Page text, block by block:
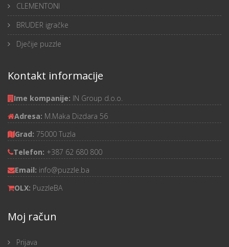
CLEMENTONI
BRUDER igračke
Dječije puzzle
Kontakt informacije
Ime kompanije: IN Group d.o.o.
Adresa: M.Maka Dizdara 56
Grad: 75000 Tuzla
Telefon: +387 62 680 800
Email: info@puzzle.ba
OLX: PuzzleBA
Moj račun
Prijava